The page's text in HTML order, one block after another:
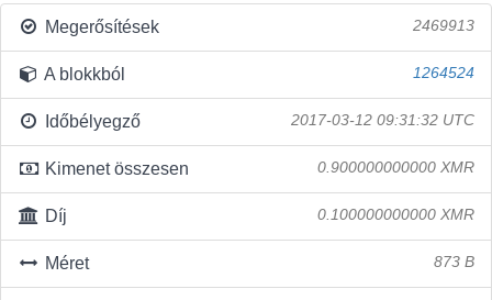
Megerősítések 2469913
A blokkból 1264524
Időbélyegző 2017-03-12 09:31:32 UTC
Kimenet összesen 0.900000000000 XMR
Díj 0.100000000000 XMR
Méret 873 B